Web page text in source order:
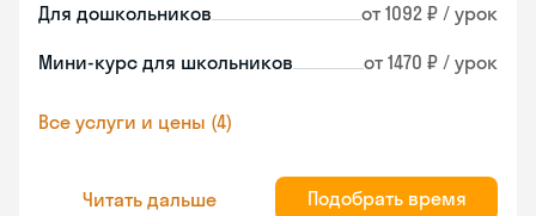
Для дошкольников от 1092 ₽ / урок
Мини-курс для школьников от 1470 ₽ / урок
Все услуги и цены (4)
Читать дальше Подобрать время